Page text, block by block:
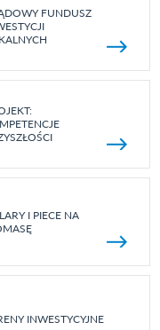
FUNDUSZ
I PIECE NA
INWESTYCYJNE